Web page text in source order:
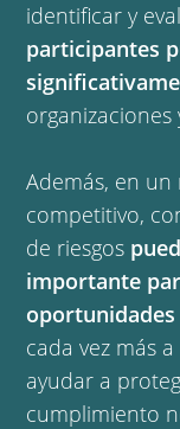
identificar y
participantes
Además, en
competitivo,
de riesgos
importante
cada vez más
ayudar a
cumplimiento